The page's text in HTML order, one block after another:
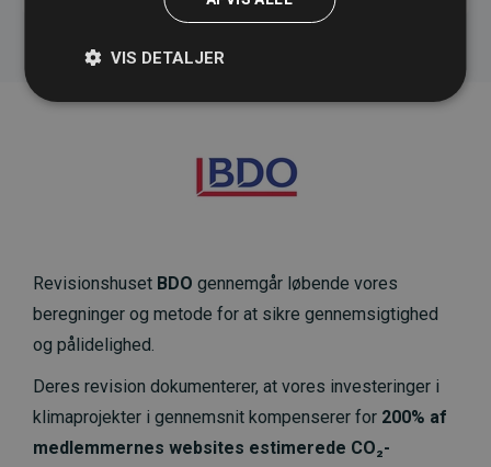
Revisionshuset BDO gennemgår løbende vores
beregninger og metode for at sikre gennemsigtighed
og pålidelighed.
Deres revision dokumenterer, at vores investeringer i
klimaprojekter i gennemsnit kompenserer for 200% af
medlemmernes websites estimerede CO₂-
VIS DETALJER